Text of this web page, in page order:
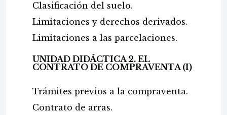
Clasificación del suelo.
Limitaciones y derechos derivados.
Limitaciones a las parcelaciones.
UNIDAD DIDÁCTICA 2. EL
CONTRATO DE COMPRAVENTA (I)
Trámites previos a la compraventa.
Contrato de arras.